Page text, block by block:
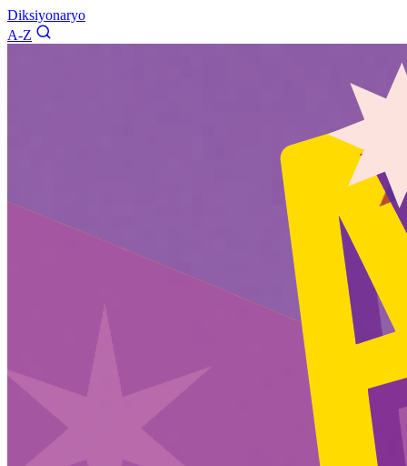
Diksiyonaryo
A-Z